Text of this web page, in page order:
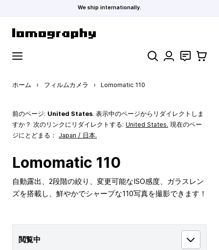
We ship internationally.
検索 お問い合わ
カート
ホーム › フィルムカメラ › Lomomatic 110
前のページ: United States. 表示中のページからリダイレクトしま
すか？ 次のリンクにリダイレクトする: United States. 現在のペー
ジにとどまる： Japan / 日本.
Lomomatic 110
自動露出、2段階の絞り、変更可能なISO感度、ガラスレン
ズを搭載し、鮮やかでシャープな110写真を撮影できます！
閲覧中